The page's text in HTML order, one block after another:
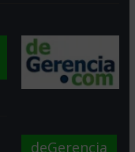
deGerencia